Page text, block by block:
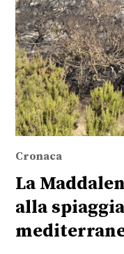
Cronaca
La
alla